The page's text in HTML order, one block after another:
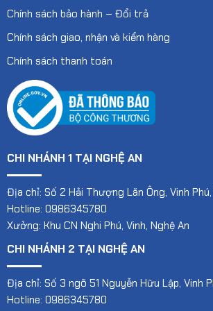
Chính sách bảo hành – Đổi trả
Chính sách giao, nhận và kiểm hàng
Chính sách thanh toán
CHI NHÁNH 1 TẠI NGHỆ AN
Địa chỉ: Số 2 Hải Thượng Lãn Ông, Vinh
Hotline: 0986345780
Xưởng: Khu CN Nghi Phú, Vinh, Nghệ An
CHI NHÁNH 2 TẠI NGHỆ AN
Địa chỉ: Số 3 ngõ 51 Nguyễn Hữu Lập, Vinh
Hotline: 0986345780